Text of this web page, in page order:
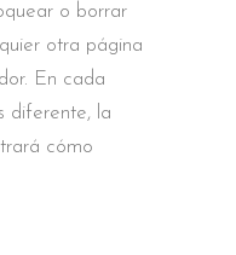
o borrar
otra página
En cada
diferente, la
cómo